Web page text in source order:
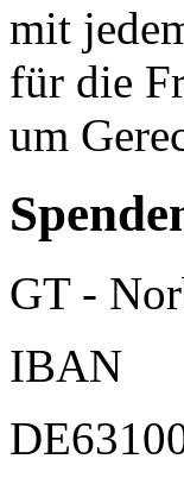
mit
für die
um
GT -
IBAN